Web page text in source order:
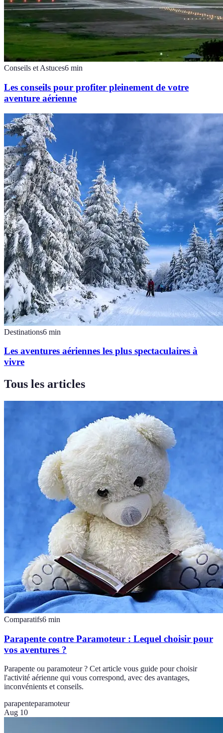
Conseils et Astuces6 min
Les conseils pour profiter pleinement de votre
aventure aérienne
Destinations6 min
Les aventures aériennes les plus spectaculaires à
vivre
Tous les articles
Comparatifs6 min
Parapente contre Paramoteur : Lequel choisir pour
vos aventures ?
Parapente ou paramoteur ? Cet article vous guide pour choisir
l'activité aérienne qui vous correspond, avec des avantages,
inconvénients et conseils.
parapenteparamoteur
Aug 10